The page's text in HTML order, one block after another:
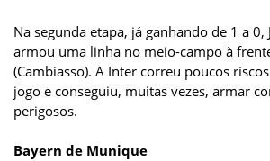
Na segunda etapa, já ganhando de 1 a
armou uma linha no meio-campo à
(Cambiasso). A Inter correu poucos
jogo e conseguiu, muitas vezes, armar
perigosos.
Bayern de Munique